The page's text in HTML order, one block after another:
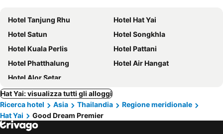
Hotel Tanjung Rhu
Hotel Hat Yai
Hotel Satun
Hotel Songkhla
Hotel Kuala Perlis
Hotel Pattani
Hotel Phatthalung
Hotel Air Hangat
Hotel Alor Setar
Hat Yai: visualizza tutti gli alloggi
Ricerca hotel
Asia Thailandia
Regione meridionale
Hat Yai
Good Dream Premier